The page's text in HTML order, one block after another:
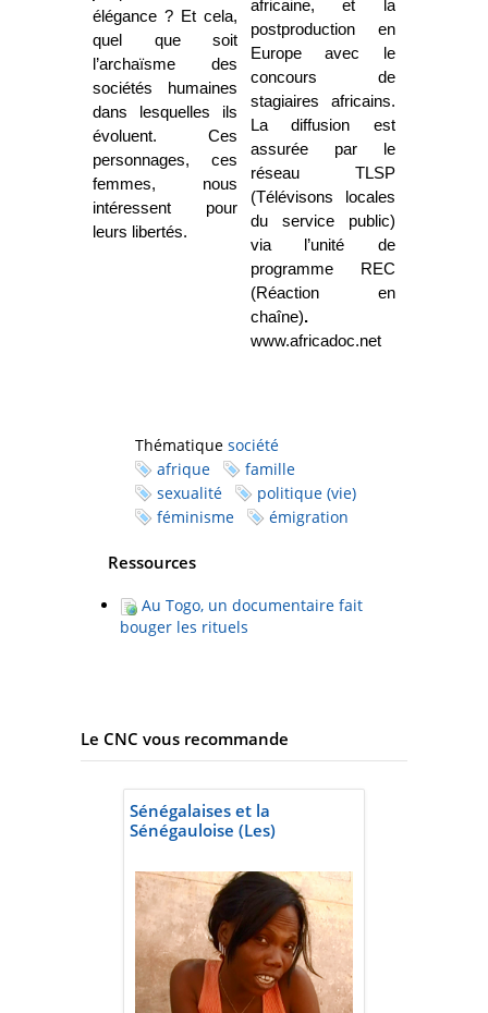
élégance ? Et cela,
quel que soit
l’archaïsme des
sociétés humaines
dans lesquelles ils
évoluent. Ces
personnages, ces
femmes, nous
intéressent pour
leurs libertés.
africaine, et la
postproduction en
Europe avec le
concours de
stagiaires africains.
La diffusion est
assurée par le
réseau TLSP
(Télévisons locales
du service public)
via l’unité de
programme REC
(Réaction en
chaîne).
www.africadoc.net
Thématique société
afrique
famille
sexualité
politique (vie)
féminisme
émigration
Ressources
Au Togo, un documentaire fait
bouger les rituels
Le CNC vous recommande
Sénégalaises et la
Sénégauloise (Les)